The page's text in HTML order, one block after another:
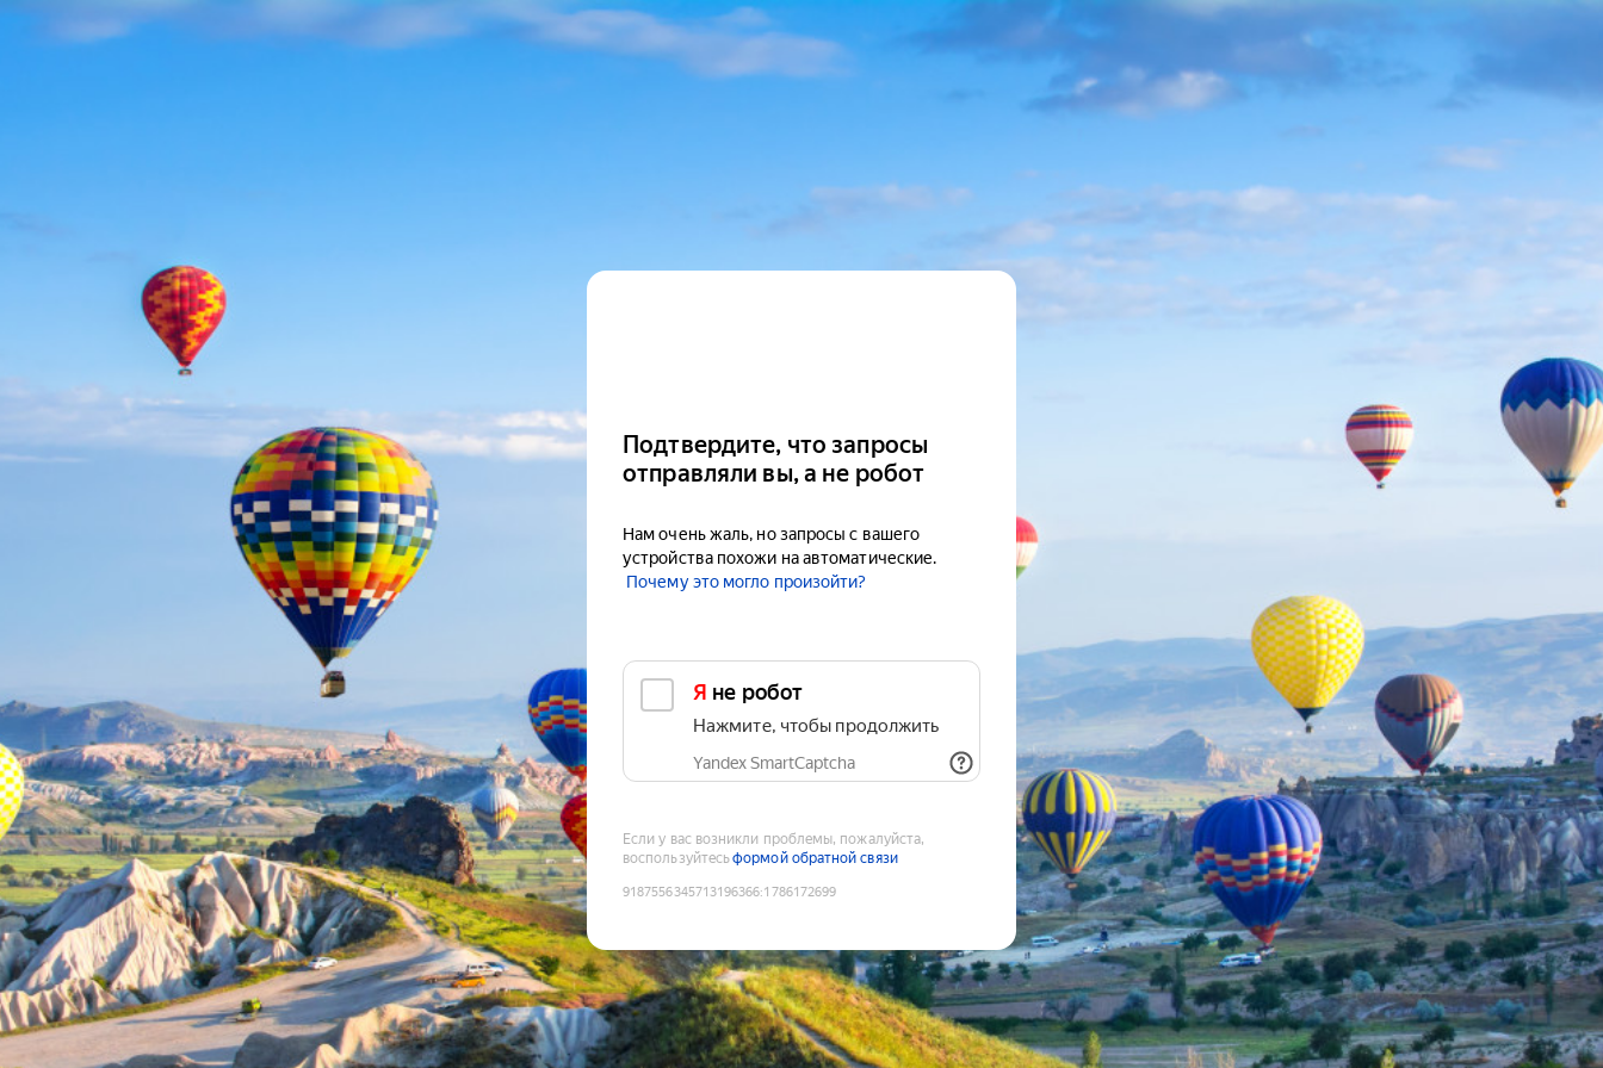
Подтвердите, что запросы
отправляли вы, а не робот
Нам очень жаль, но запросы с вашего
устройства похожи на автоматические.
Почему это могло произойти?
Я не робот
Нажмите, чтобы продолжить
Yandex SmartCaptcha
Если у вас возникли проблемы, пожалуйста,
воспользуйтесьформой обратной связи
9187556345713196366:1786172699